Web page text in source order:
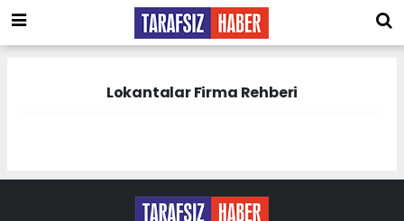
Lokantalar Firma Rehberi